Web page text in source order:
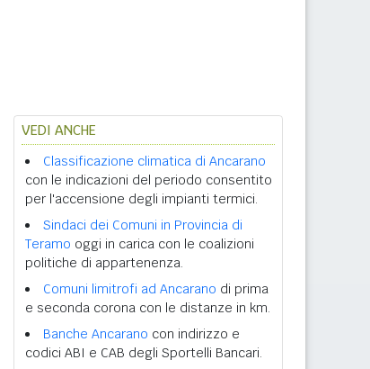
VEDI ANCHE
Classificazione climatica di Ancarano
con le indicazioni del periodo consentito
per l'accensione degli impianti termici.
Sindaci dei Comuni in Provincia di
Teramo oggi in carica con le coalizioni
politiche di appartenenza.
Comuni limitrofi ad Ancarano di prima
e seconda corona con le distanze in km.
Banche Ancarano con indirizzo e
codici ABI e CAB degli Sportelli Bancari.